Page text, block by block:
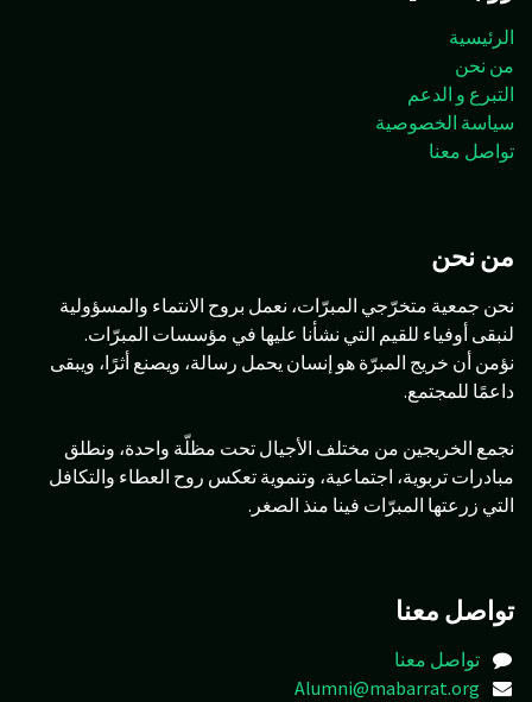
الرئيسية
من نحن
التبرع و الدعم
سياسة الخصوصية
تواصل معنا
من نحن
نحن جمعية متخرّجي المبرّات، نعمل بروح الانتماء والمسؤولية
لنبقى أوفياء للقيم التي نشأنا عليها في مؤسسات المبرّات.
نؤمن أن خريج المبرّة هو إنسان يحمل رسالة، ويصنع أثرًا، ويبقى
داعمًا للمجتمع.
نجمع الخريجين من مختلف الأجيال تحت مظلّة واحدة، ونطلق
مبادرات تربوية، اجتماعية، وتنموية تعكس روح العطاء والتكافل
التي زرعتها المبرّات فينا منذ الصغر.
تواصل معنا
تواصل معنا
Alumni@mabarrat.org